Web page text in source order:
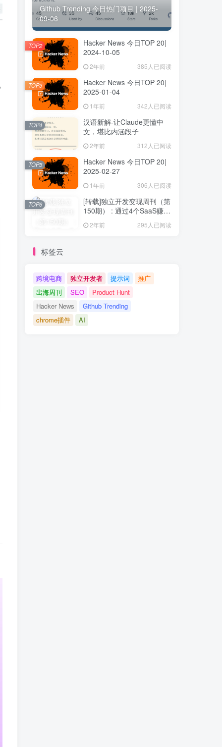
17. LeGink Creator
18. Zenith Hosting
19. Math Shield - Focus & Unlock
20. Cutio
17. LeGink Creator
18. Zenith Hosting
19. Math Shield - Focus & Unlock
20. Cutio
Github Trending 今日热门项目 | 2025-
09-06
Hacker News 今日TOP 20|
2024-10-05
2年前 385人已阅读
TOP2
Hacker News 今日TOP 20|
2025-01-04
1年前 342人已阅读
TOP3
汉语新解-让Claude更懂中
文，堪比内涵段子
2年前 312人已阅读
TOP4
Hacker News 今日TOP 20|
2025-02-27
1年前 306人已阅读
TOP5
[转载]独立开发变现周刊（第
150期） : 通过4个SaaS赚取
2年前 295人已阅读
TOP6
标签云
跨境电商 独立开发者 提示词
推广
出海周刊
SEO
Product Hunt
Hacker News
Github Trending
chrome插件
AI